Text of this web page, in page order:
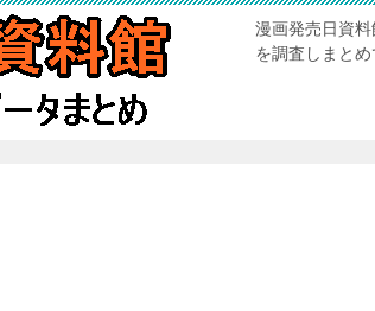
漫画発売日資
を調査しまとめ